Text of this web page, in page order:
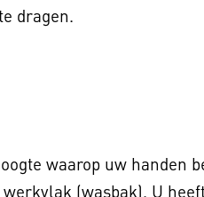
dragen.
waarop uw handen
(wasbak). U